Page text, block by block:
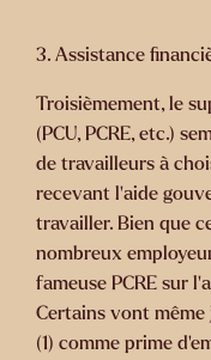
3. Assistance
Troisièmement, le
(PCU, PCRE, etc.)
de travailleurs à
recevant l’aide
travailler. Bien que
nombreux
fameuse PCRE sur
Certains vont même
(1) comme prime